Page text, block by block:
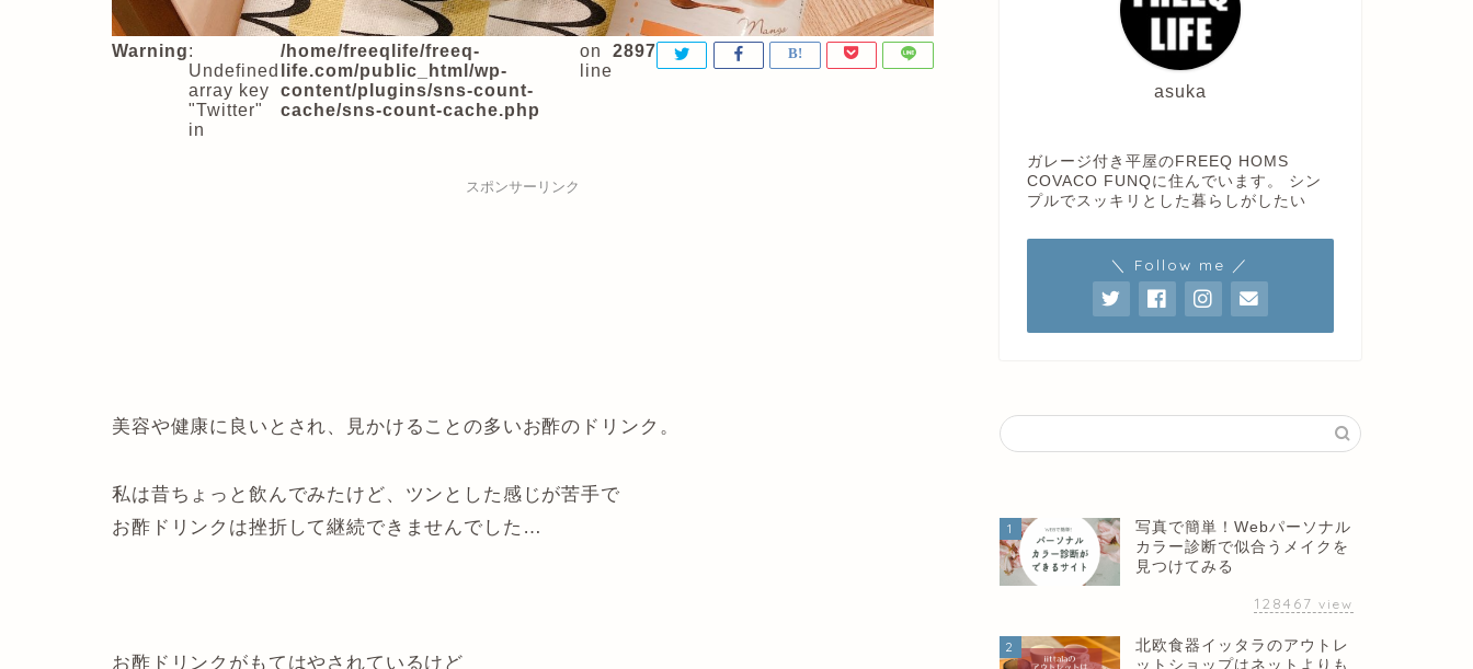
Warning:
Undefined
array key
"Twitter"
in
/home/freeqlife/freeq-
life.com/public_html/wp-
content/plugins/sns-count-
cache/sns-count-cache.php
on
line
2897
スポンサーリンク
美容や健康に良いとされ、見かけることの多いお酢のドリンク。
私は昔ちょっと飲んでみたけど、ツンとした感じが苦手で
お酢ドリンクは挫折して継続できませんでした…
お酢ドリンクがもてはやされているけど
asuka
ガレージ付き平屋のFREEQ HOMS
COVACO FUNQに住んでいます。 シン
プルでスッキリとした暮らしがしたい
＼ Follow me ／
1
写真で簡単！Webパーソナル
カラー診断で似合うメイクを
見つけてみる
128467 view
2
北欧食器イッタラのアウトレ
ットショップはネットよりも